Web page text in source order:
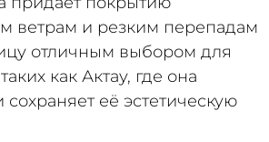
ветрам и резким перепадам
отличным выбором для
как Актау, где она
её эстетическую